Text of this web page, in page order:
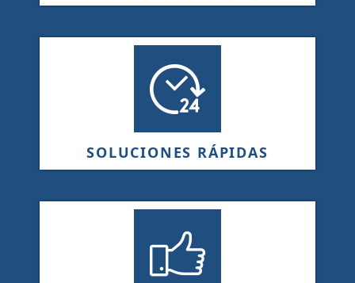
SOLUCIONES RÁPIDAS